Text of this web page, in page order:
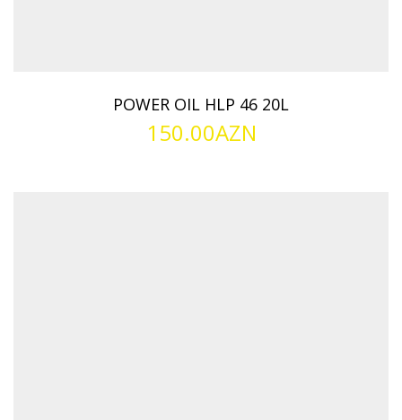
POWER OIL HLP 46 20L
150.00AZN